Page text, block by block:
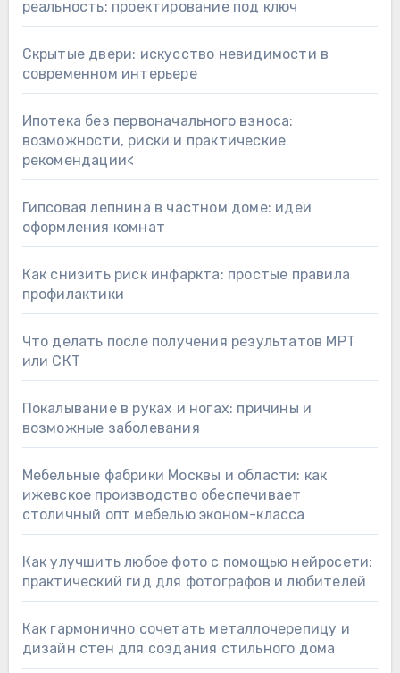
реальность: проектирование под ключ
Скрытые двери: искусство невидимости в
современном интерьере
Ипотека без первоначального взноса:
возможности, риски и практические
рекомендации<
Гипсовая лепнина в частном доме: идеи
оформления комнат
Как снизить риск инфаркта: простые правила
профилактики
Что делать после получения результатов МРТ
или СКТ
Покалывание в руках и ногах: причины и
возможные заболевания
Мебельные фабрики Москвы и области: как
ижевское производство обеспечивает
столичный опт мебелью эконом-класса
Как улучшить любое фото с помощью нейросети:
практический гид для фотографов и любителей
Как гармонично сочетать металлочерепицу и
дизайн стен для создания стильного дома